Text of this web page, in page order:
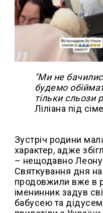
"Ми не
будемо
тільки сльози
Ліліана під
Зустріч родини
характер, адже
– нещодавно Леону
Святкування дня
продовжили вже в
іменинник задув
бабусею та